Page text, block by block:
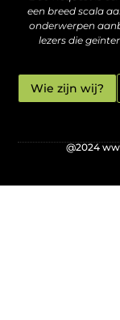
een breed scala
onderwerpen
lezers die
Wie zijn wij?
@2024